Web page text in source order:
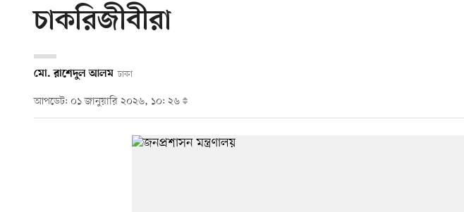
চাকরিজীবীরা
মো. রাশেদুল আলম ঢাকা
আপডেট: ০১ জানুয়ারি ২০২৬, ১০: ২৬